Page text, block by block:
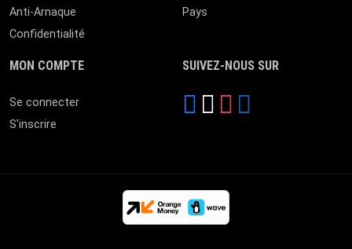
Anti-Arnaque
Confidentialité
Pays
MON COMPTE
Se connecter
S'inscrire
SUIVEZ-NOUS SUR